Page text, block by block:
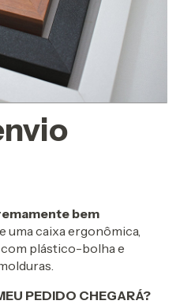
bem
uma caixa ergonômica,
plástico-bolha e
PEDIDO CHEGARÁ?